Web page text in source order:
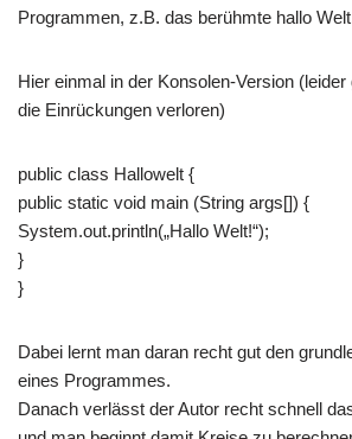
Programmen, z.B. das berühmte hallo Welt
Hier einmal in der Konsolen-Version
die Einrückungen verloren)
public class Hallowelt {
public static void main (String args[]) {
System.out.println(„Hallo Welt!“);
}
}
Dabei lernt man daran recht gut den
eines Programmes.
Danach verlässt der Autor recht schnell